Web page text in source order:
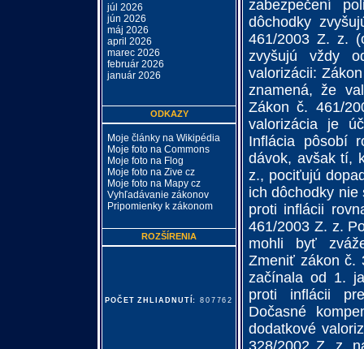
zabezpečení
dôchodky
461/2003 Z. z.
zvyšujú vždy
valorizácii:
znamená, že
Zákon č. 461/
valorizácia je
Inflácia pôsobí
dávok, avšak tí,
z., pociťujú
ich dôchodky
proti inflácii
461/2003 Z. z.
mohli byť
Zmeniť zákon č.
začínala od 1.
proti inflácii
Dočasné
dodatkové
júl 2026
jún 2026
máj 2026
april 2026
marec 2026
február 2026
január 2026
ODKAZY
Moje články na Wikipédia
Moje foto na Commons
Moje foto na Flog
Moje foto na Zive cz
Moje foto na Mapy cz
Vyhľadávanie zákonov
Pripomienky k zákonom
ROZŠÍRENIA
POČET ZHLIADNUTÍ: 807762